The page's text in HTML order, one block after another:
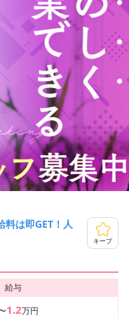
は即GET！人
キープ
給与
1.2万円